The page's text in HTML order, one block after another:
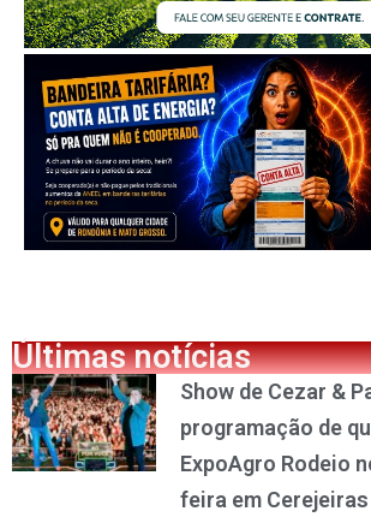
Últimas notícias
Show de Cezar &
programação de
ExpoAgro Rodeio
feira em Cerejeiras